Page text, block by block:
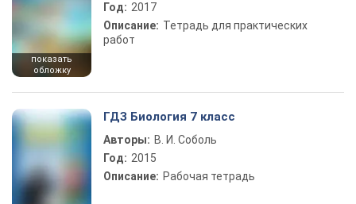
показать
обложку
Год: 2017
Описание: Тетрадь для практических
работ
ГДЗ Биология 7 класс
Авторы: В. И. Соболь
Год: 2015
Описание: Рабочая тетрадь